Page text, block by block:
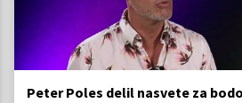
Peter Poles delil nasvete za